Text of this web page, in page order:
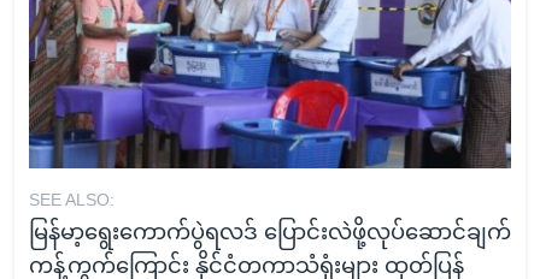
SEE ALSO:
မြန်မာ့ရွေးကောက်ပွဲရလဒ် ပြောင်းလဲဖို့လုပ်ဆောင်ချက်
ကန့်ကွက်ကြောင်း နိုင်ငံတကာသံရုံးများ ထုတ်ပြန်